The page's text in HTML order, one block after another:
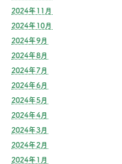
2024年11月
2024年10月
2024年9月
2024年8月
2024年7月
2024年6月
2024年5月
2024年4月
2024年3月
2024年2月
2024年1月